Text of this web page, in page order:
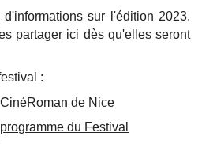
sur l'édition 2023.
partager ici dès qu'elles seront
:
de Nice
du Festival